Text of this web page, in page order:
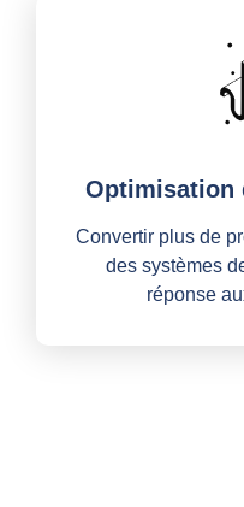
Optimisation
Convertir plus de
des systèmes
réponse